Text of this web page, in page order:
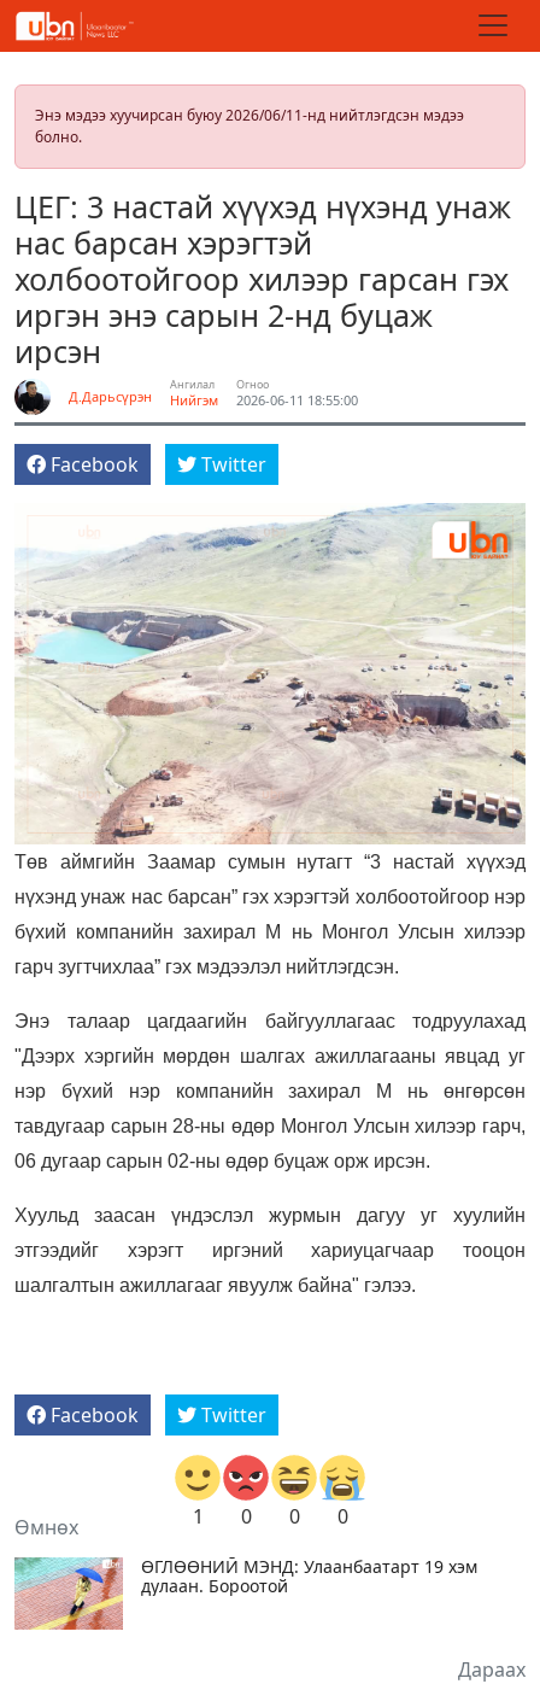
Энэ мэдээ хуучирсан буюу 2026/06/11-нд нийтлэгдсэн мэдээ
болно.
ЦЕГ: 3 настай хүүхэд нүхэнд унаж
нас барсан хэрэгтэй
холбоотойгоор хилээр гарсан гэх
иргэн энэ сарын 2-нд буцаж
ирсэн
Д.Дарьсүрэн
Ангилал
Нийгэм
Огноо
2026-06-11 18:55:00
Facebook Twitter
Төв аймгийн Заамар сумын нутагт “3 настай хүүхэд
нүхэнд унаж нас барсан” гэх хэрэгтэй холбоотойгоор нэр
бүхий компанийн захирал М нь Монгол Улсын хилээр
гарч зугтчихлаа” гэх мэдээлэл нийтлэгдсэн.
Энэ талаар цагдаагийн байгууллагаас тодруулахад
"Дээрх хэргийн мөрдөн шалгах ажиллагааны явцад уг
нэр бүхий нэр компанийн захирал М нь өнгөрсөн
тавдугаар сарын 28-ны өдөр Монгол Улсын хилээр гарч,
06 дугаар сарын 02-ны өдөр буцаж орж ирсэн.
Хуульд заасан үндэслэл журмын дагуу уг хуулийн
этгээдийг хэрэгт иргэний хариуцагчаар тооцон
шалгалтын ажиллагааг явуулж байна" гэлээ.
Facebook Twitter
1 0 0 0
Өмнөх
ӨГЛӨӨНИЙ МЭНД: Улаанбаатарт 19 хэм
дулаан. Бороотой
Дараах